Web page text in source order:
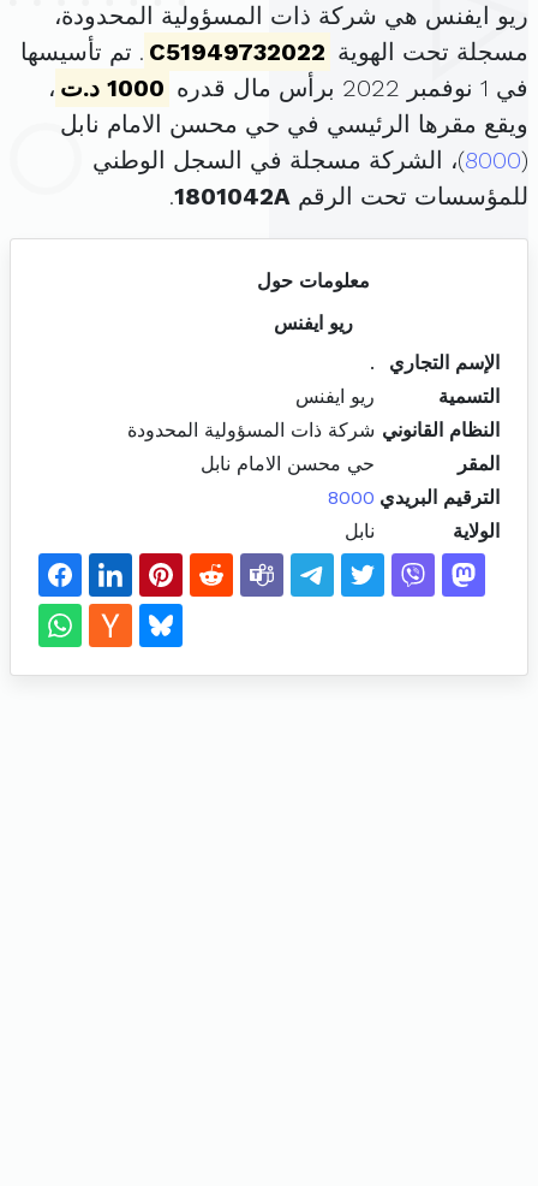
ريو ايفنس هي شركة ذات المسؤولية المحدودة،
مسجلة تحت الهوية C51949732022 . تم تأسيسها
في 1 نوفمبر 2022 برأس مال قدره
1000 د.ت
،
ويقع مقرها الرئيسي في حي محسن الامام نابل
(
8000)، الشركة مسجلة في السجل الوطني
للمؤسسات تحت الرقم 1801042A
.
معلومات حول
ريو ايفنس
الإسم التجاري
.
التسمية
ريو ايفنس
النظام القانوني شركة ذات المسؤولية المحدودة
المقر
حي محسن الامام نابل
الترقيم البريدي 8000
الولاية
نابل